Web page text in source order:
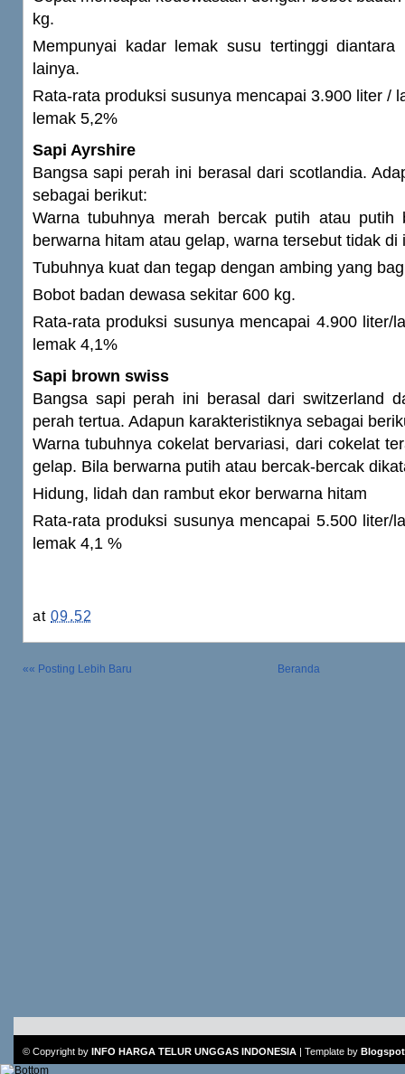
kg.
Mempunyai kadar lemak susu tertinggi diantara
lainya.
Rata-rata produksi susunya mencapai 3.900 liter /
lemak 5,2%
Sapi Ayrshire
Bangsa sapi perah ini berasal dari scotlandia.
sebagai berikut:
Warna tubuhnya merah bercak putih atau putih
berwarna hitam atau gelap, warna tersebut tidak di
Tubuhnya kuat dan tegap dengan ambing yang
Bobot badan dewasa sekitar 600 kg.
Rata-rata produksi susunya mencapai 4.900 liter/
lemak 4,1%
Sapi brown swiss
Bangsa sapi perah ini berasal dari switzerland
perah tertua. Adapun karakteristiknya sebagai
Warna tubuhnya cokelat bervariasi, dari cokelat
gelap. Bila berwarna putih atau bercak-bercak
Hidung, lidah dan rambut ekor berwarna hitam
Rata-rata produksi susunya mencapai 5.500 liter/
lemak 4,1 %
at09.52
«« Posting Lebih Baru Beranda
© Copyright by INFO HARGA TELUR UNGGAS INDONESIA Template by